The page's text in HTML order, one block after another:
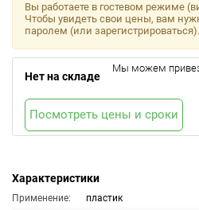
Характеристики
Применение:
пластик
Вы работаете в гостевом режиме
Чтобы увидеть свои цены, вам
паролем (или зарегистрироваться).
Нет на складе
Мы можем
Посмотреть цены и сроки